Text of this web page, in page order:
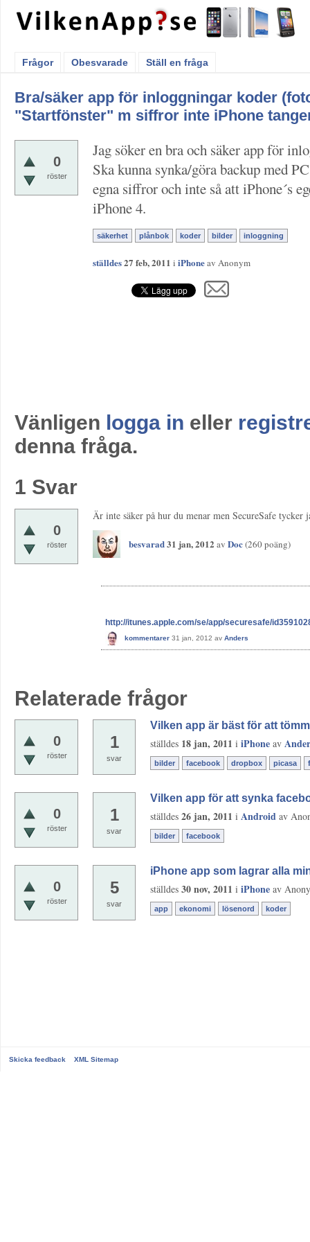
Frågor Obesvarade Ställ en fråga
Bra/säker app för inloggningar koder
"Startfönster" m siffror inte iPhone
0
röster
Jag söker en bra och säker app för
Ska kunna synka/göra backup med
egna siffror och inte så att iPhone´s
iPhone 4.
säkerhet plånbok koder bilder inloggning
ställdes27 feb, 2011 i iPhoneav Anonym
Vänligen logga in eller
denna fråga.
1 Svar
0
röster
Är inte säker på hur du menar men SecureSafe tycker
besvarad31 jan, 2012 av Doc(260poäng)
http://itunes.apple.com/se/app/securesafe/
kommentarer 31 jan, 2012 av Anders
Relaterade frågor
0
röster
1
svar
Vilken app är bäst för att
ställdes 18 jan, 2011 i iPhone av
bilder facebook dropbox picasa
0
röster
1
svar
Vilken app för att synka
ställdes 26 jan, 2011 i Android av
bilder facebook
0
röster
5
svar
iPhone app som lagrar alla
ställdes 30 nov, 2011 i iPhone av
app ekonomi lösenord koder
Skicka feedback XML Sitemap